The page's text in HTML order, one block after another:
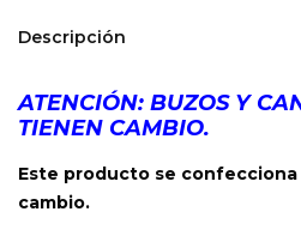
Descripción
ATENCIÓN: BUZOS Y
TIENEN CAMBIO.
Este producto se
cambio.